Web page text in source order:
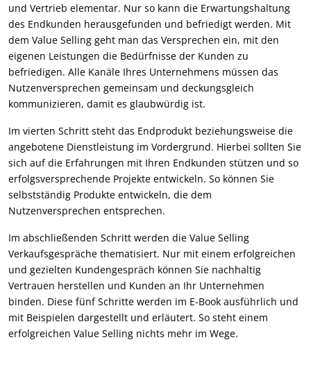
und Vertrieb elementar. Nur so kann die Erwartungshaltung
des Endkunden herausgefunden und befriedigt werden. Mit
dem Value Selling geht man das Versprechen ein, mit den
eigenen Leistungen die Bedürfnisse der Kunden zu
befriedigen. Alle Kanäle Ihres Unternehmens müssen das
Nutzenversprechen gemeinsam und deckungsgleich
kommunizieren, damit es glaubwürdig ist.
Im vierten Schritt steht das Endprodukt beziehungsweise die
angebotene Dienstleistung im Vordergrund. Hierbei sollten Sie
sich auf die Erfahrungen mit Ihren Endkunden stützen und so
erfolgsversprechende Projekte entwickeln. So können Sie
selbstständig Produkte entwickeln, die dem
Nutzenversprechen entsprechen.
Im abschließenden Schritt werden die Value Selling
Verkaufsgespräche thematisiert. Nur mit einem erfolgreichen
und gezielten Kundengespräch können Sie nachhaltig
Vertrauen herstellen und Kunden an Ihr Unternehmen
binden. Diese fünf Schritte werden im E-Book ausführlich und
mit Beispielen dargestellt und erläutert. So steht einem
erfolgreichen Value Selling nichts mehr im Wege.